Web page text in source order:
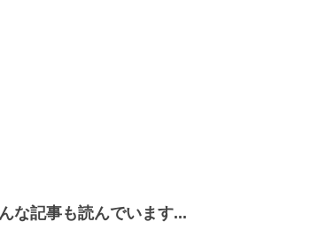
な記事も読んでいます...